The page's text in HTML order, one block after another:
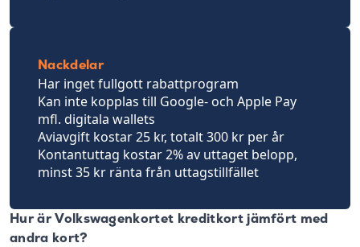
Nackdelar
Har inget fullgott rabattprogram
Kan inte kopplas till Google- och Apple Pay
mfl. digitala wallets
Aviavgift kostar 25 kr, totalt 300 kr per år
Kontantuttag kostar 2% av uttaget belopp,
minst 35 kr ränta från uttagstillfället
Hur är Volkswagenkortet kreditkort jämfört med
andra kort?